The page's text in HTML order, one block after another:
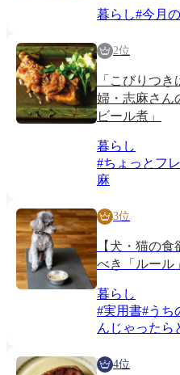
暮らし#今月
2位
「こびりつ
婦・志麻さん
ビール煮」
暮らし
#ちょっとフ
麻
3位
【犬・猫の
べき「ルール
暮らし
#実用書#うち
んじゃったら
4位